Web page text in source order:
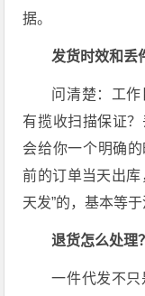
据。
发货时效和丢
问清楚：工
有揽收扫描保证
会给你一个明确
前的订单当天出库
天发”的，基本等于
退货怎么处理？
一件代发不